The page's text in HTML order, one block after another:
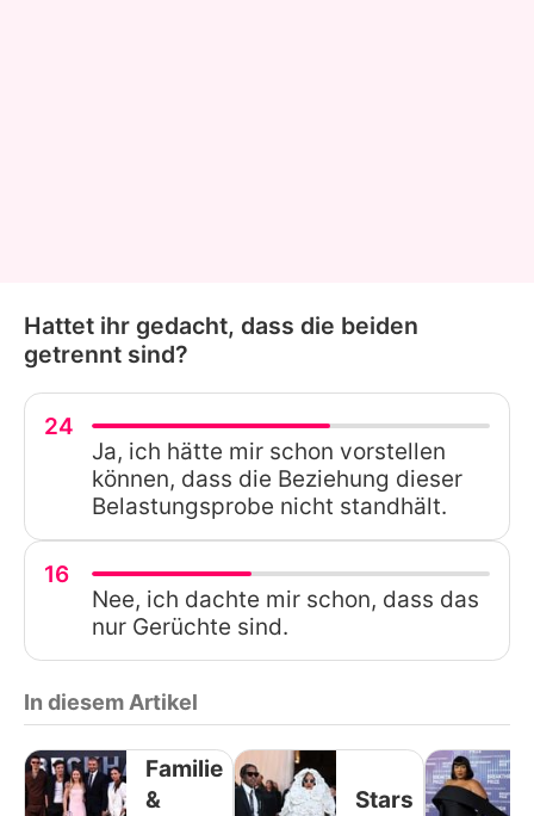
Hattet ihr gedacht, dass die beiden
getrennt sind?
24
Ja, ich hätte mir schon vorstellen
können, dass die Beziehung dieser
Belastungsprobe nicht standhält.
16
Nee, ich dachte mir schon, dass das
nur Gerüchte sind.
In diesem Artikel
Familie
&
Stars